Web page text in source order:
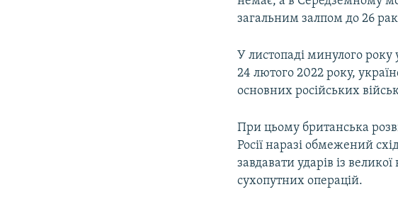
загальним залпом до 26
У листопаді минулого року
24 лютого 2022 року,
основних російських
При цьому британська
Росії наразі обмежений
завдавати ударів із
сухопутних операцій.